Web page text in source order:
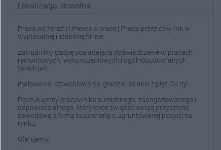
Lokalizacja: dowolna
Praca od zaraz | Umowa o pracę | Praca przez cały rok w
wypłacalnej i stabilnej firmie.
Zatrudnimy osobę posiadającą doświadczenie w pracach
remontowych, wykończeniowych i ogólnobudowlanych,
takich jak:
malowanie, szpachlowanie, gładzie, ścianki z płyt GK itp.
Poszukujemy pracownika sumiennego, zaangażowanego i
odpowiedzialnego, który chce związać swoją przyszłość
zawodową z firmą budowlaną o ugruntowanej pozycji na
rynku.
Oferujemy: